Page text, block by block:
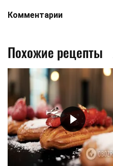
Комментарии
Похожие рецепты